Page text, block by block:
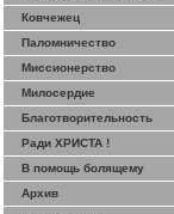
Ковчежец
Паломничество
Миссионерство
Милосердие
Благотворительность
Ради ХРИСТА !
В помощь болящему
Архив